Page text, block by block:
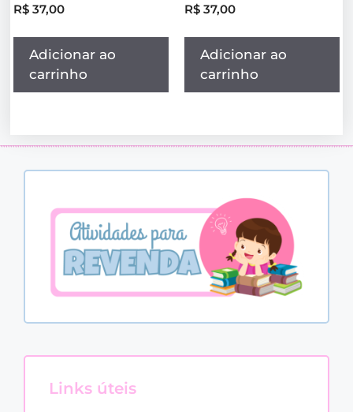
R$ 37,00
Adicionar ao
carrinho
R$ 37,00
Adicionar ao
carrinho
Links úteis